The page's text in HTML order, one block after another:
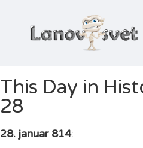
This Day in
28
28. januar 814: